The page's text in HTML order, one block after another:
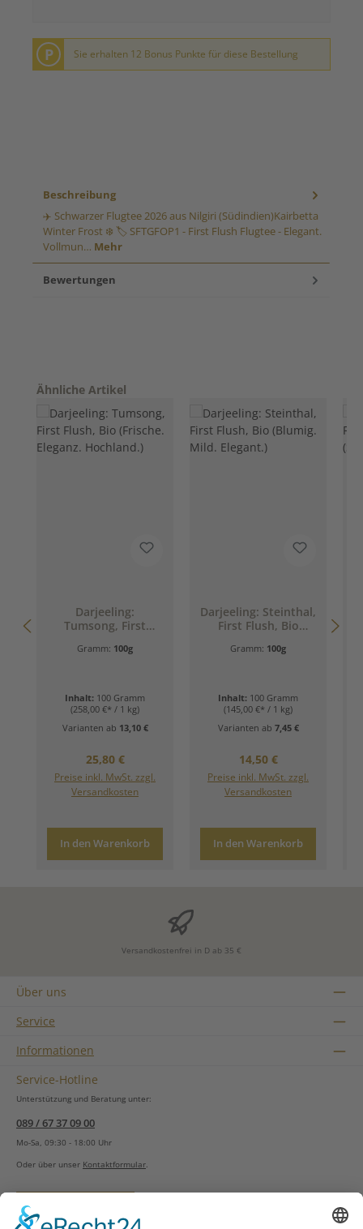
P Sie erhalten 12 Bonus Punkte für diese Bestellung
Beschreibung
✈️ Schwarzer Flugtee 2026 aus Nilgiri (Südindien)Kairbetta
Winter Frost ❄️ 🏷️ SFTGFOP1 - First Flush Flugtee - Elegant.
Vollmun… Mehr
Bewertungen
Produktgalerie überspringen
Ähnliche Artikel
Darjeeling:
Tumsong, First
Eleganz. Hochland.)
Gramm: 100g
Inhalt: 100 Gramm
(258,00 €* / 1 kg)
Varianten ab 13,10 €
Regulärer Preis:
25,80 €
Preise inkl. MwSt. zzgl.
Versandkosten
In den Warenkorb
Darjeeling: Steinthal,
First Flush, Bio
Elegant.)
Gramm: 100g
Inhalt: 100 Gramm
(145,00 €* / 1 kg)
Varianten ab 7,45 €
Regulärer Preis:
14,50 €
Preise inkl. MwSt. zzgl.
Versandkosten
In den Warenkorb
Versandkostenfrei in D ab 35 €
Über uns
Service
Informationen
Service-Hotline
Unterstützung und Beratung unter:
089 / 67 37 09 00
Mo-Sa, 09:30 - 18:00 Uhr
Oder über unser Kontaktformular.
Vertrag widerrufen